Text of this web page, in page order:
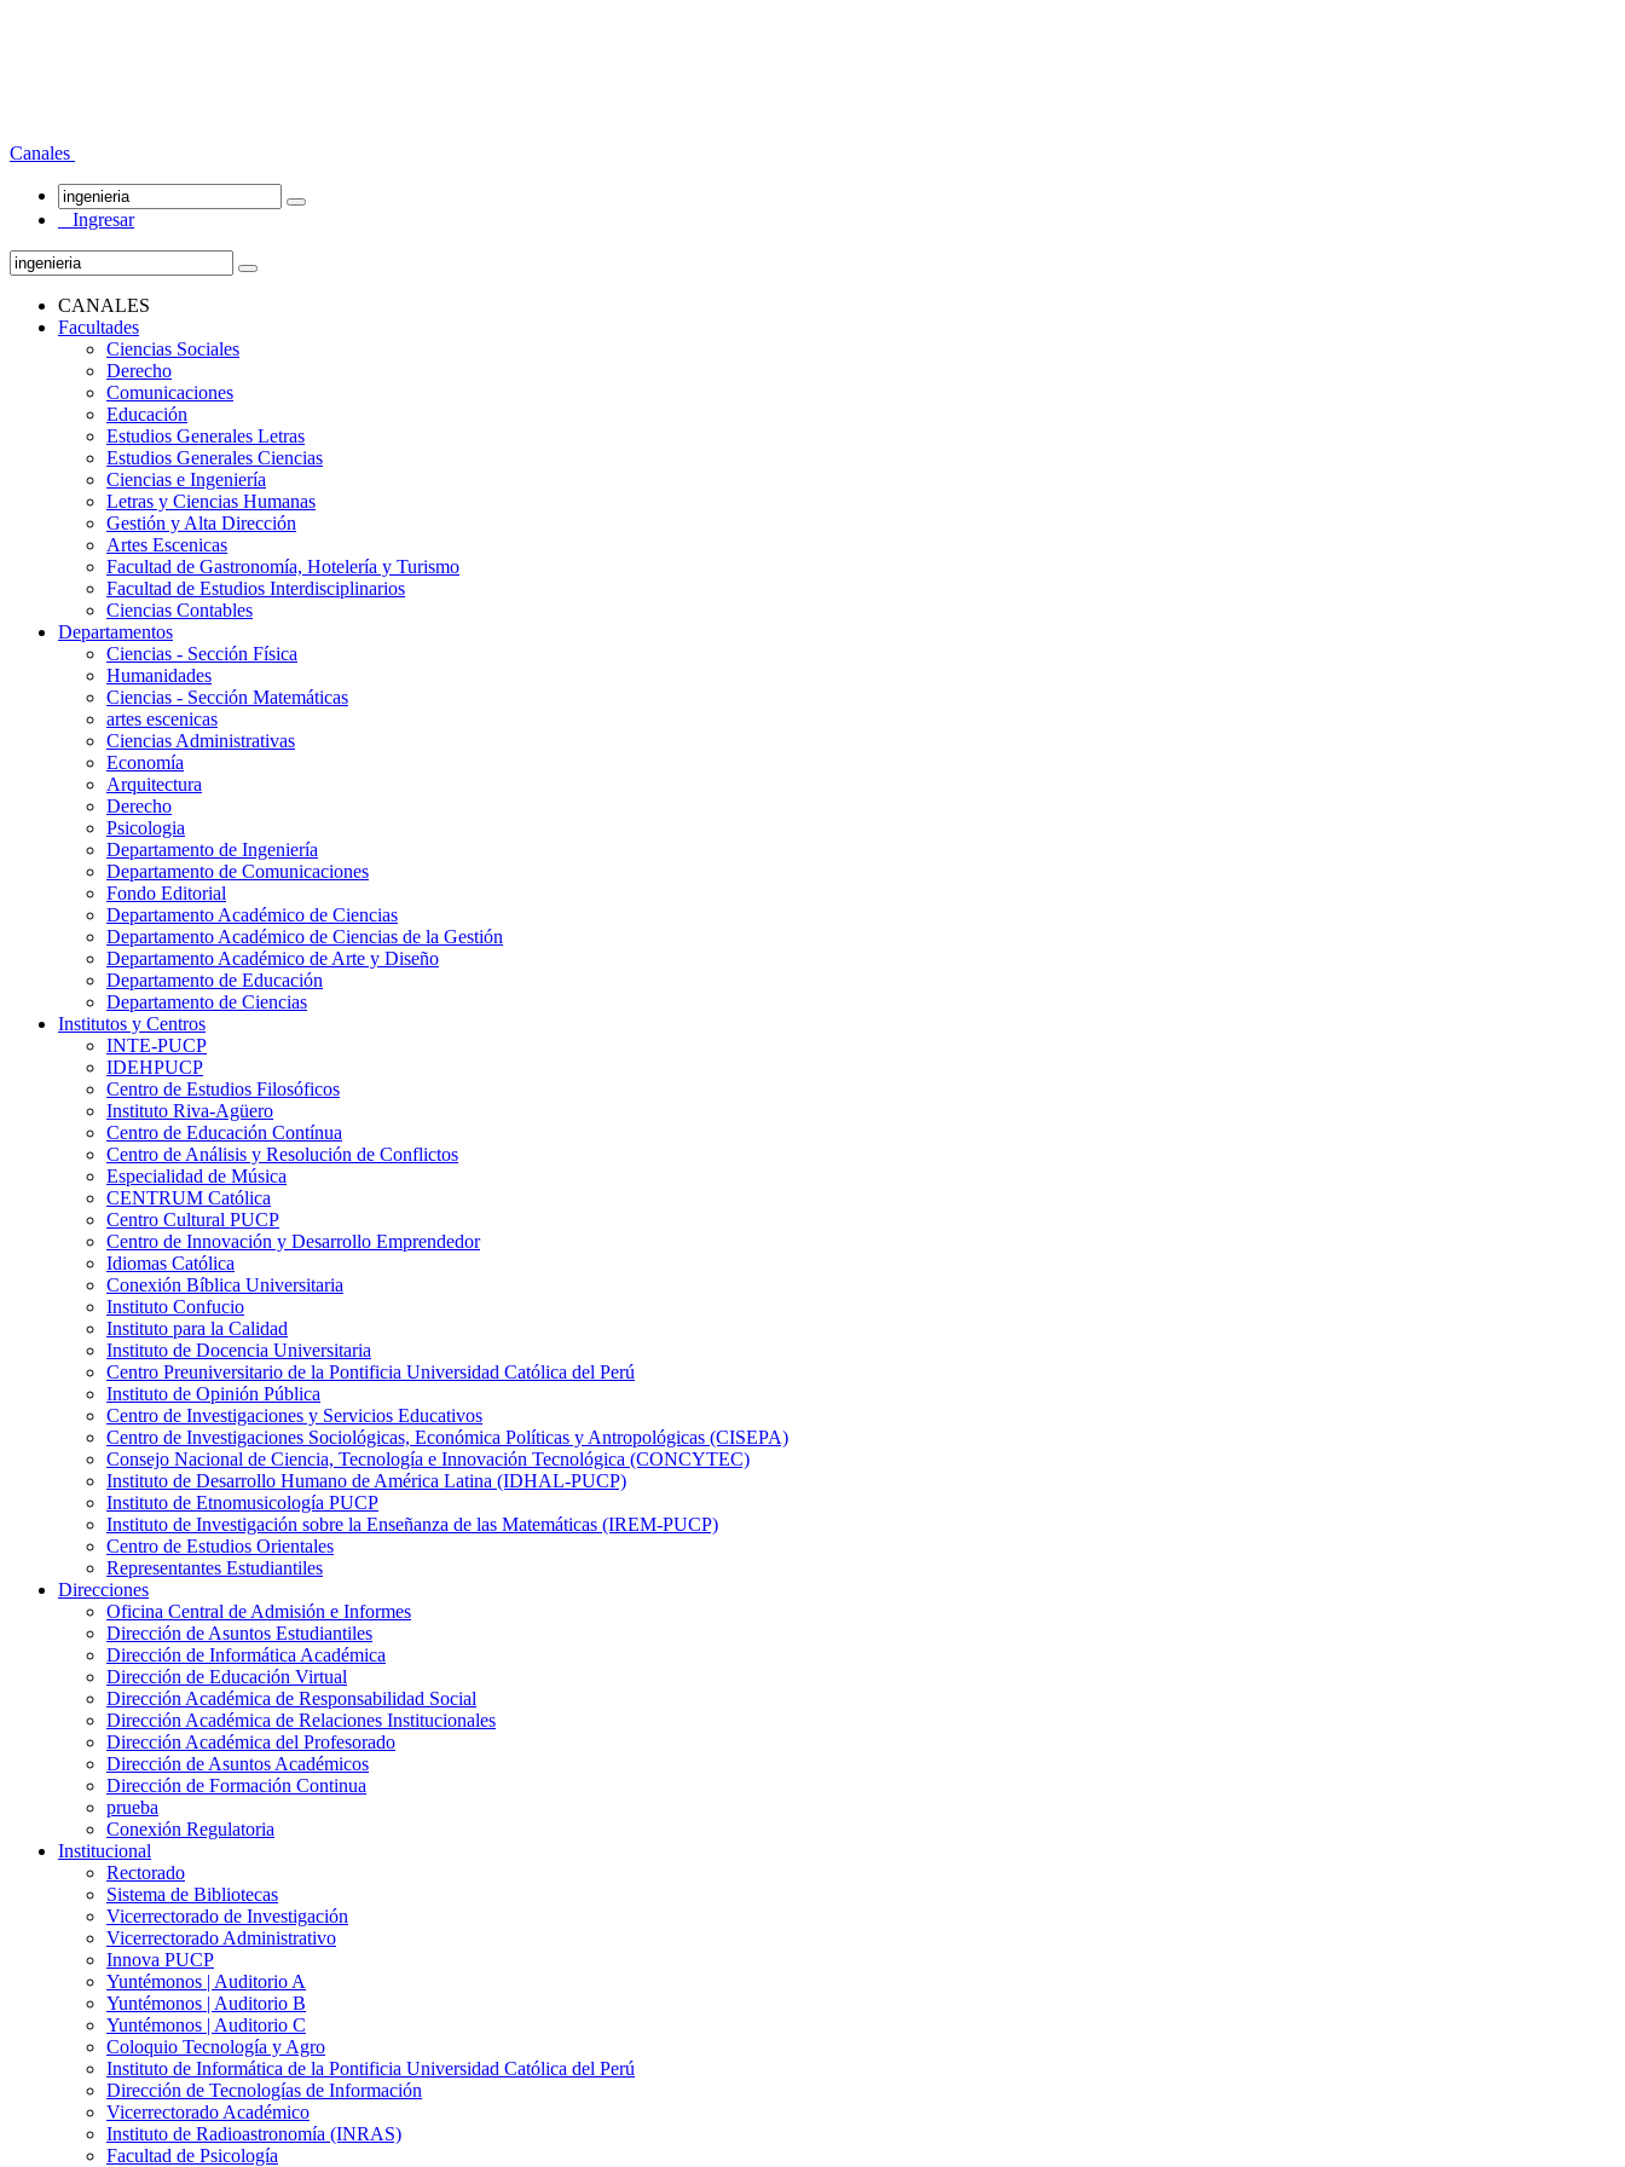
Canales
Ingresar
CANALES
Facultades
Ciencias Sociales
Derecho
Comunicaciones
Educación
Estudios Generales Letras
Estudios Generales Ciencias
Ciencias e Ingeniería
Letras y Ciencias Humanas
Gestión y Alta Dirección
Artes Escenicas
Facultad de Gastronomía, Hotelería y Turismo
Facultad de Estudios Interdisciplinarios
Ciencias Contables
Departamentos
Ciencias - Sección Física
Humanidades
Ciencias - Sección Matemáticas
artes escenicas
Ciencias Administrativas
Economía
Arquitectura
Derecho
Psicologia
Departamento de Ingeniería
Departamento de Comunicaciones
Fondo Editorial
Departamento Académico de Ciencias
Departamento Académico de Ciencias de la Gestión
Departamento Académico de Arte y Diseño
Departamento de Educación
Departamento de Ciencias
Institutos y Centros
INTE-PUCP
IDEHPUCP
Centro de Estudios Filosóficos
Instituto Riva-Agüero
Centro de Educación Contínua
Centro de Análisis y Resolución de Conflictos
Especialidad de Música
CENTRUM Católica
Centro Cultural PUCP
Centro de Innovación y Desarrollo Emprendedor
Idiomas Católica
Conexión Bíblica Universitaria
Instituto Confucio
Instituto para la Calidad
Instituto de Docencia Universitaria
Centro Preuniversitario de la Pontificia Universidad Católica del Perú
Instituto de Opinión Pública
Centro de Investigaciones y Servicios Educativos
Centro de Investigaciones Sociológicas, Económica Políticas y Antropológicas (CISEPA)
Consejo Nacional de Ciencia, Tecnología e Innovación Tecnológica (CONCYTEC)
Instituto de Desarrollo Humano de América Latina (IDHAL-PUCP)
Instituto de Etnomusicología PUCP
Instituto de Investigación sobre la Enseñanza de las Matemáticas (IREM-PUCP)
Centro de Estudios Orientales
Representantes Estudiantiles
Direcciones
Oficina Central de Admisión e Informes
Dirección de Asuntos Estudiantiles
Dirección de Informática Académica
Dirección de Educación Virtual
Dirección Académica de Responsabilidad Social
Dirección Académica de Relaciones Institucionales
Dirección Académica del Profesorado
Dirección de Asuntos Académicos
Dirección de Formación Continua
prueba
Conexión Regulatoria
Institucional
Rectorado
Sistema de Bibliotecas
Vicerrectorado de Investigación
Vicerrectorado Administrativo
Innova PUCP
Yuntémonos | Auditorio A
Yuntémonos | Auditorio B
Yuntémonos | Auditorio C
Coloquio Tecnología y Agro
Instituto de Informática de la Pontificia Universidad Católica del Perú
Dirección de Tecnologías de Información
Vicerrectorado Académico
Instituto de Radioastronomía (INRAS)
Facultad de Psicología